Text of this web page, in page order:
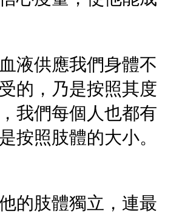
液供應我們身體不
的，乃是按照其度
我們每個人也都有
按照肢體的大小。
的肢體獨立，連最